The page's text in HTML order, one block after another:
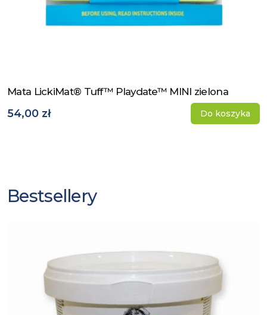
Zobacz produkt
Mata LickiMat® Tuff™ Playdate™ MINI zielona
54,00 zł Do koszyka
Bestsellery